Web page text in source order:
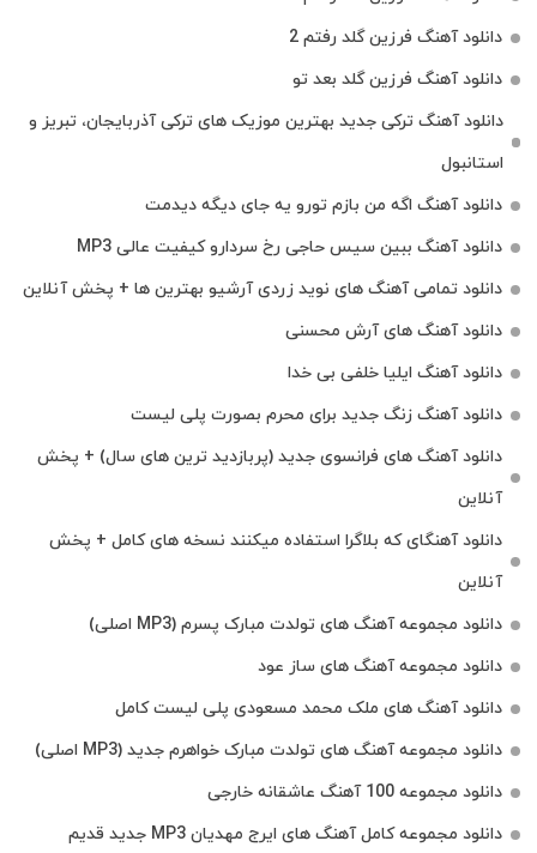
دانلود آهنگ فرزین گلد رفتم 2
دانلود آهنگ فرزین گلد بعد تو
دانلود آهنگ ترکی جدید بهترین موزیک‌ های ترکی آذربایجان، تبریز و
استانبول
دانلود آهنگ اگه من بازم تورو یه جای دیگه دیدمت
دانلود آهنگ ببین سیس حاجی رخ سردارو کیفیت عالی MP3
دانلود تمامی آهنگ های نوید زردی آرشیو بهترین ها + پخش آنلاین
دانلود آهنگ های آرش محسنی
دانلود آهنگ ایلیا خلفی بی خدا
دانلود آهنگ زنگ جدید برای محرم بصورت پلی لیست
دانلود آهنگ های فرانسوی جدید (پربازدید ترین های سال) + پخش
آنلاین
دانلود آهنگای که بلاگرا استفاده میکنند نسخه های کامل + پخش
آنلاین
دانلود مجموعه آهنگ های تولدت مبارک پسرم (MP3 اصلی)
دانلود مجموعه آهنگ های ساز عود
دانلود آهنگ های ملک‌ محمد مسعودی پلی لیست کامل
دانلود مجموعه آهنگ های تولدت مبارک خواهرم جدید (MP3 اصلی)
دانلود مجموعه 100 آهنگ عاشقانه خارجی
دانلود مجموعه کامل آهنگ های ایرج مهدیان MP3 جدید قدیم